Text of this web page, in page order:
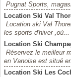
Pugnat Sports,
Location Ski Val
Location ski Val
les sports d'hiver ,où...
Location Ski
Réservez le meilleur
en Vanoise est situé
Location Ski Les